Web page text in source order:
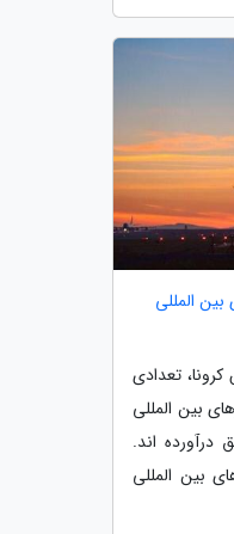
المللی
تعدادی
بین المللی
درآورده اند.
بین المللی